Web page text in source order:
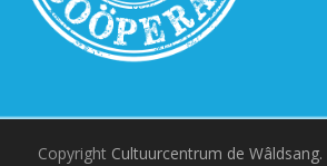
Copyright Cultuurcentrum de Wâldsang.